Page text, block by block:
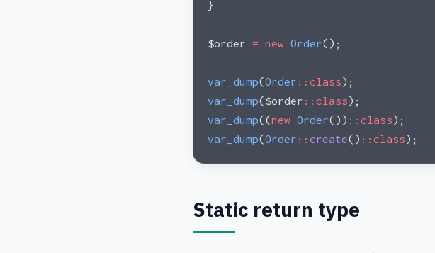
}
$order = new Order();
var_dump(Order ::class);
var_dump($order ::class);
var_dump((new Order()) ::class);
var_dump(Order :: create() ::class);
Static return type